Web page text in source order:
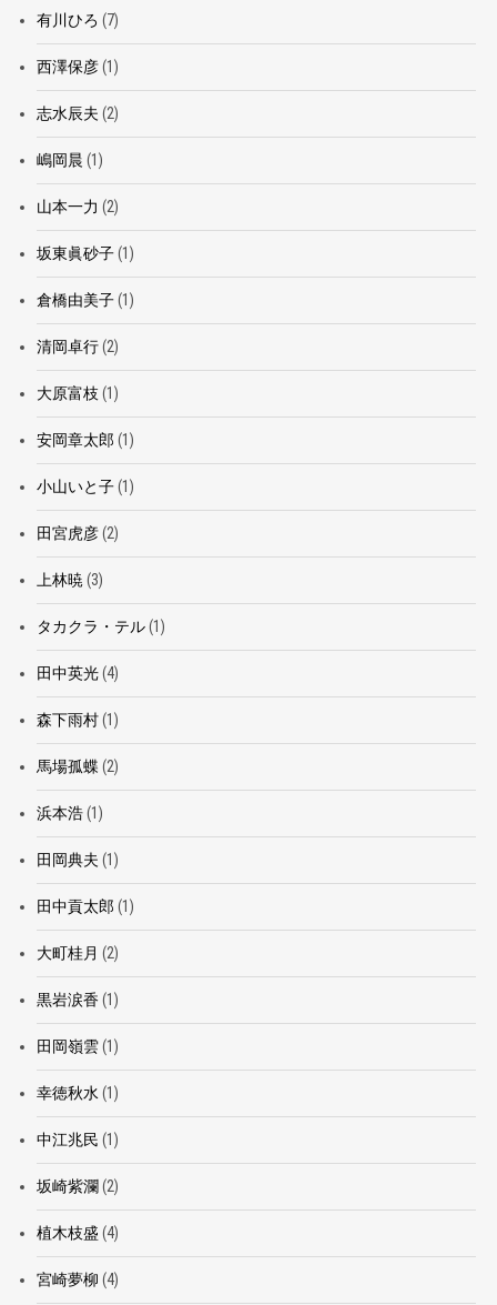
有川ひろ (7)
西澤保彦(1)
志水辰夫 (2)
嶋岡晨 (1)
山本一力 (2)
坂東眞砂子(1)
倉橋由美子(1)
清岡卓行(2)
大原富枝 (1)
安岡章太郎 (1)
小山いと子(1)
田宮虎彦(2)
上林暁(3)
タカクラ・テル(1)
田中英光(4)
森下雨村(1)
馬場孤蝶 (2)
浜本浩(1)
田岡典夫 (1)
田中貢太郎 (1)
大町桂月 (2)
黒岩涙香(1)
田岡嶺雲(1)
幸徳秋水(1)
中江兆民 (1)
坂崎紫瀾 (2)
植木枝盛 (4)
宮崎夢柳 (4)